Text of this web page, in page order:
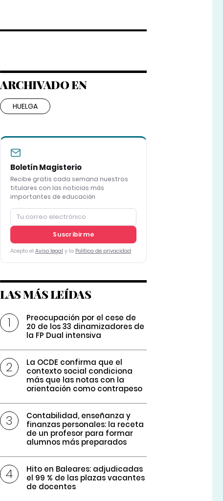
ARCHIVADO EN
HUELGA
Boletín Magisterio
Recibe gratis cada semana nuestros
titulares con las noticias más
importantes de educación
Suscribirme
Acepto el Aviso legal y la Política de privacidad
LAS MÁS LEÍDAS
Preocupación por el cese de
20 de los 33 dinamizadores de
la FP Dual intensiva
La OCDE confirma que el
contexto social condiciona
más que las notas con la
orientación como contrapeso
Contabilidad, enseñanza y
finanzas personales: la receta
de un profesor para formar
alumnos más preparados
Hito en Baleares: adjudicadas
el 99 % de las plazas vacantes
de docentes